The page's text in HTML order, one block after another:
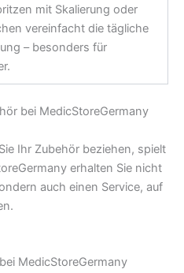
mit Skalierung oder
vereinfacht die tägliche
– besonders für
bei MedicStoreGermany
Ihr Zubehör beziehen, spielt
erhalten Sie nicht
auch einen Service, auf
MedicStoreGermany